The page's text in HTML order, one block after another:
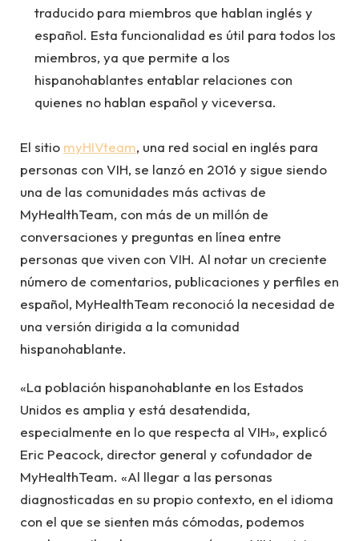
traducido para miembros que hablan inglés y
español. Esta funcionalidad es útil para todos los
miembros, ya que permite a los
hispanohablantes entablar relaciones con
quienes no hablan español y viceversa.
El sitio myHIVteam, una red social en inglés para
personas con VIH, se lanzó en 2016 y sigue siendo
una de las comunidades más activas de
MyHealthTeam, con más de un millón de
conversaciones y preguntas en línea entre
personas que viven con VIH. Al notar un creciente
número de comentarios, publicaciones y perfiles en
español, MyHealthTeam reconoció la necesidad de
una versión dirigida a la comunidad
hispanohablante.
«La población hispanohablante en los Estados
Unidos es amplia y está desatendida,
especialmente en lo que respecta al VIH», explicó
Eric Peacock, director general y cofundador de
MyHealthTeam. «Al llegar a las personas
diagnosticadas en su propio contexto, en el idioma
con el que se sienten más cómodas, podemos